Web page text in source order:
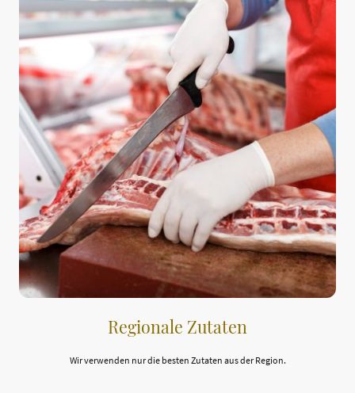
Regionale Zutaten
Wir verwenden nur die besten Zutaten aus der Region.